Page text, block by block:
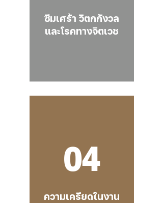
ซึมเศร้า วิตกกังวล
และโรคทางจิตเวช
04
ความเครียดในงาน